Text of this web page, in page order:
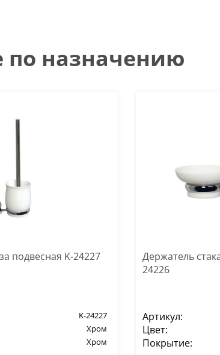
по назначению
подвесная K-24227
K-24227
Хром
Хром
Держатель
24226
Артикул:
Цвет:
Покрытие: